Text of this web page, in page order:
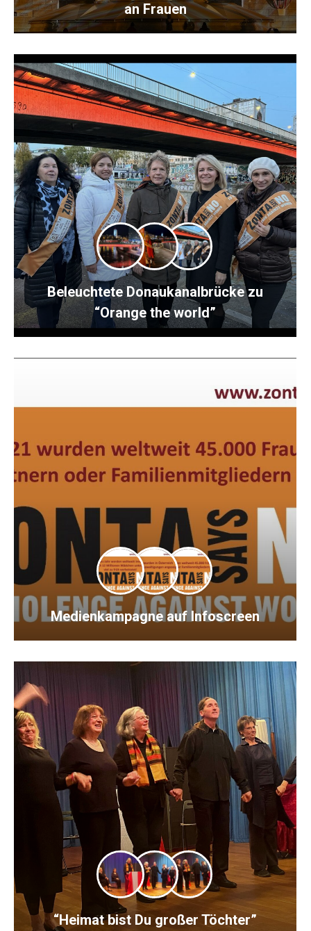
an Frauen
Beleuchtete Donaukanalbrücke zu
“Orange the world”
Medienkampagne auf Infoscreen
“Heimat bist Du großer Töchter”